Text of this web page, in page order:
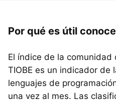
Por qué es útil
El índice de la
TIOBE es un indicador de
lenguajes de
una vez al mes. Las